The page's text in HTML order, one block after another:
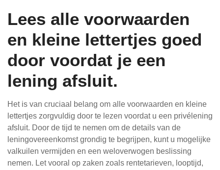
Lees alle voorwaarden
en kleine lettertjes goed
door voordat je een
lening afsluit.
Het is van cruciaal belang om alle voorwaarden en kleine
lettertjes zorgvuldig door te lezen voordat u een privélening
afsluit. Door de tijd te nemen om de details van de
leningovereenkomst grondig te begrijpen, kunt u mogelijke
valkuilen vermijden en een weloverwogen beslissing
nemen. Let vooral op zaken zoals rentetarieven, looptijd,